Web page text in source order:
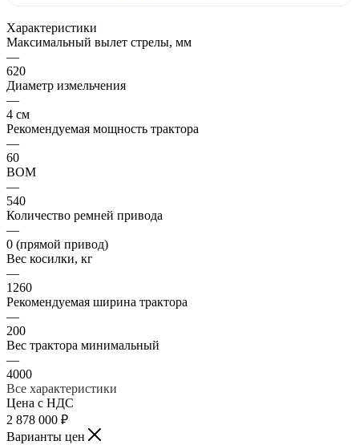
Характеристики
Максимальный вылет стрелы, мм
—
620
Диаметр измельчения
—
4 см
Рекомендуемая мощность трактора
—
60
ВОМ
—
540
Количество ремней привода
—
0 (прямой привод)
Вес косилки, кг
—
1260
Рекомендуемая ширина трактора
—
200
Вес трактора минимальный
—
4000
Все характеристики
Цена с НДС
2 878 000 ₽
Варианты цен